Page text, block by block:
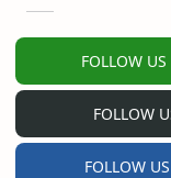
FOLLOW
FOLLOW
FOLLOW